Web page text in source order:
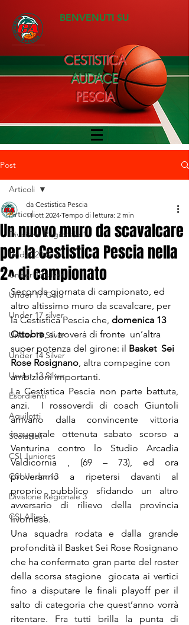
BENVENUTI SU
CESTISTICA
AUDACE
PESCIA
Post
Articoli
Divisione Regionale 1
Under 20 Silver
Under 19 silver
Under 17 Gold
Under 17 silver
Under 15 Silver
Under 14 Silver
Under 13 Silver
Esordienti
Aquilotti
Scoiattoli
CSI Juniores
CSI Under 13
Divisione Regionale 3
CSI Allievi
Articoli
Un nuovo muro da scavalcare
per la Cestistica Pescia nella
2^ di campionato
da Cestistica Pescia
11 ott 2024 Tempo di lettura: 2 min
Seconda giornata di campionato, ed
altro altissimo muro da scavalcare, per
la Cestistica Pescia che, domenica 13
Ottobre, si troverà di fronte  un’altra
super potenza del girone: il Basket  Sei
Rose Rosignano, altra compagine con
ambizioni importanti.
La Cestistica Pescia non parte battuta,
anzi.  I rossoverdi di coach Giuntoli
arrivano dalla convincente vittoria
inaugurale ottenuta sabato scorso a
Venturina contro lo Studio Arcadia
Valdicornia , (69 – 73), ed ora
proveranno a ripetersi davanti al
proprio pubblico sfidando un altro
avversario di rilievo della provincia
livornese.
Una squadra rodata e dalla grande
profondità il Basket Sei Rose Rosignano
che ha confermato gran parte del roster
della scorsa stagione  giocata ai vertici
fino a disputare le finali playoff per il
salto di categoria che quest’anno vorrà
ritentare. Fra tutti brilla la punta di